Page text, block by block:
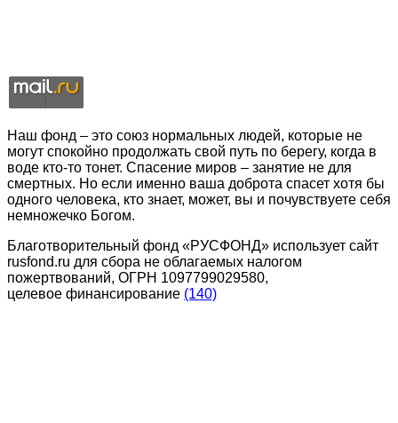
Наш фонд – это союз нормальных людей, которые не
могут спокойно продолжать свой путь по берегу, когда в
воде кто-то тонет. Спасение миров – занятие не для
смертных. Но если именно ваша доброта спасет хотя бы
одного человека, кто знает, может, вы и почувствуете себя
немножечко Богом.
Благотворительный фонд «РУСФОНД» использует сайт
rusfond.ru для сбора не облагаемых налогом
пожертвований, ОГРН 1097799029580,
целевое финансирование (140)